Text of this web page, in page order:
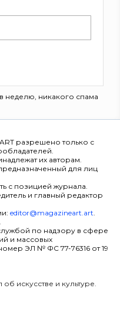
неделю, никакого спама
разрешено только с
их авторам.
для лиц
с позицией журнала.
и главный редактор
editor@magazineart.art.
по надзору в сфере
и массовых
ЭЛ № ФС 77-76316 от 19
искусстве и культуре.